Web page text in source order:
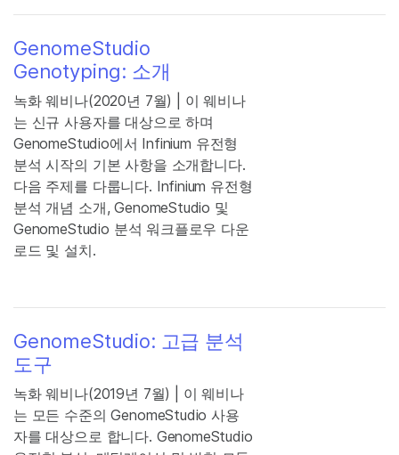
GenomeStudio
Genotyping: 소개
녹화 웨비나(2020년 7월) | 이 웨비나
는 신규 사용자를 대상으로 하며
GenomeStudio에서 Infinium 유전형
분석 시작의 기본 사항을 소개합니다.
다음 주제를 다룹니다. Infinium 유전형
분석 개념 소개, GenomeStudio 및
GenomeStudio 분석 워크플로우 다운
로드 및 설치.
GenomeStudio: 고급 분석
도구
녹화 웨비나(2019년 7월) | 이 웨비나
는 모든 수준의 GenomeStudio 사용
자를 대상으로 합니다. GenomeStudio